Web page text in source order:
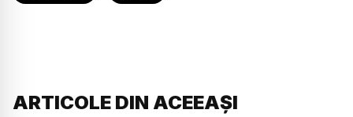
ARTICOLE DIN ACEEAȘI